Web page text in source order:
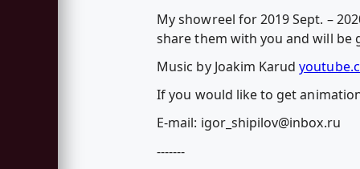
My showreel for 2019 Sept. –
share them with you and will be
Music by Joakim Karud
If you would like to get
E-mail: igor_shipilov@inbox.ru
-------